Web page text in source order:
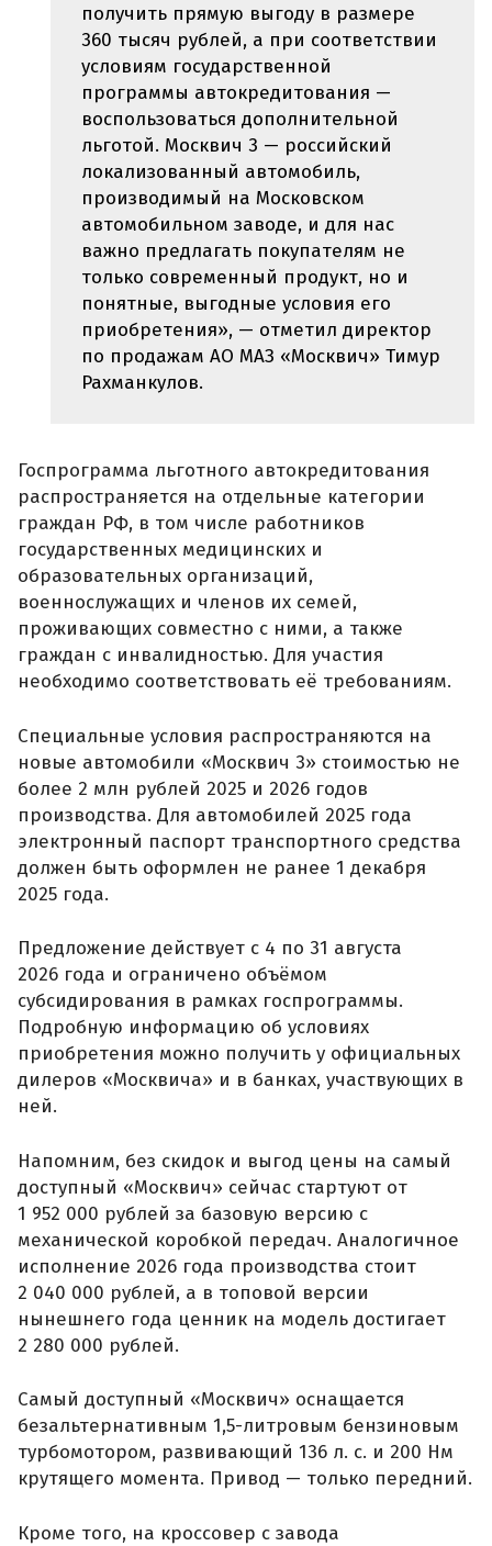
получить прямую выгоду в размере
360 тысяч рублей, а при соответствии
условиям государственной
программы автокредитования —
воспользоваться дополнительной
льготой. Москвич 3 — российский
локализованный автомобиль,
производимый на Московском
автомобильном заводе, и для нас
важно предлагать покупателям не
только современный продукт, но и
понятные, выгодные условия его
приобретения», — отметил директор
по продажам АО МАЗ «Москвич» Тимур
Рахманкулов.
Госпрограмма льготного автокредитования
распространяется на отдельные категории
граждан РФ, в том числе работников
государственных медицинских и
образовательных организаций,
военнослужащих и членов их семей,
проживающих совместно с ними, а также
граждан с инвалидностью. Для участия
необходимо соответствовать её требованиям.
Специальные условия распространяются на
новые автомобили «Москвич 3» стоимостью не
более 2 млн рублей 2025 и 2026 годов
производства. Для автомобилей 2025 года
электронный паспорт транспортного средства
должен быть оформлен не ранее 1 декабря
2025 года.
Предложение действует с 4 по 31 августа
2026 года и ограничено объёмом
субсидирования в рамках госпрограммы.
Подробную информацию об условиях
приобретения можно получить у официальных
дилеров «Москвича» и в банках, участвующих в
ней.
Напомним, без скидок и выгод цены на самый
доступный «Москвич» сейчас стартуют от
1 952 000 рублей за базовую версию с
механической коробкой передач. Аналогичное
исполнение 2026 года производства стоит
2 040 000 рублей, а в топовой версии
нынешнего года ценник на модель достигает
2 280 000 рублей.
Самый доступный «Москвич» оснащается
безальтернативным 1,5-литровым бензиновым
турбомотором, развивающий 136 л. с. и 200 Нм
крутящего момента. Привод — только передний.
Кроме того, на кроссовер с завода